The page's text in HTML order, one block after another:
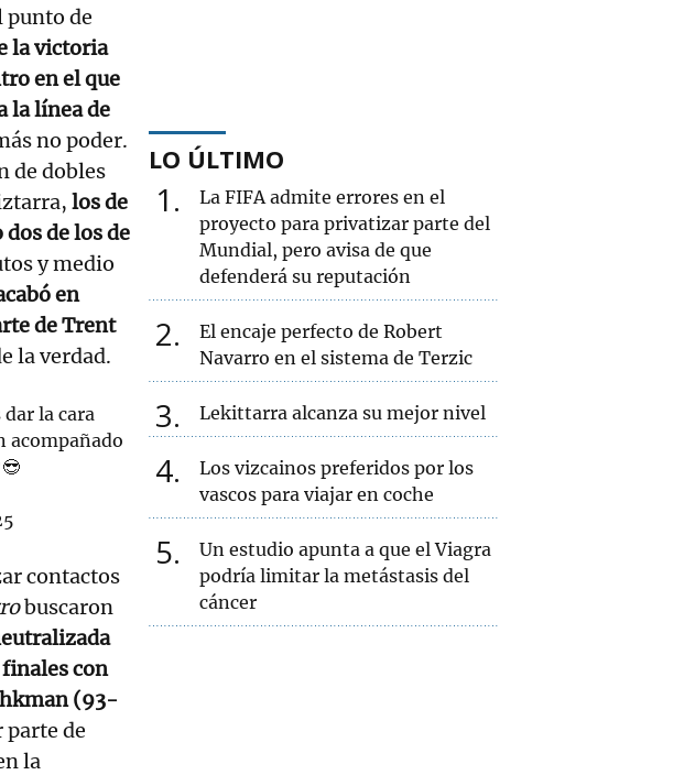
punto de
la victoria
en el que
la línea de
no poder.
de dobles
los de
de los de
y medio
en
de Trent
la verdad.
la cara
acompañado
contactos
buscaron
con
(93-
parte de
la
LO ÚLTIMO
1
La FIFA admite errores en el
proyecto para privatizar parte del
Mundial, pero avisa de que
defenderá su reputación
2
El encaje perfecto de Robert
Navarro en el sistema de Terzic
3 Lekittarra alcanza su mejor nivel
4
Los vizcainos preferidos por los
vascos para viajar en coche
5
Un estudio apunta a que el Viagra
podría limitar la metástasis del
cáncer